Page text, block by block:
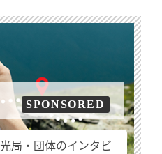
SPONSORED
局・団体のインタビ